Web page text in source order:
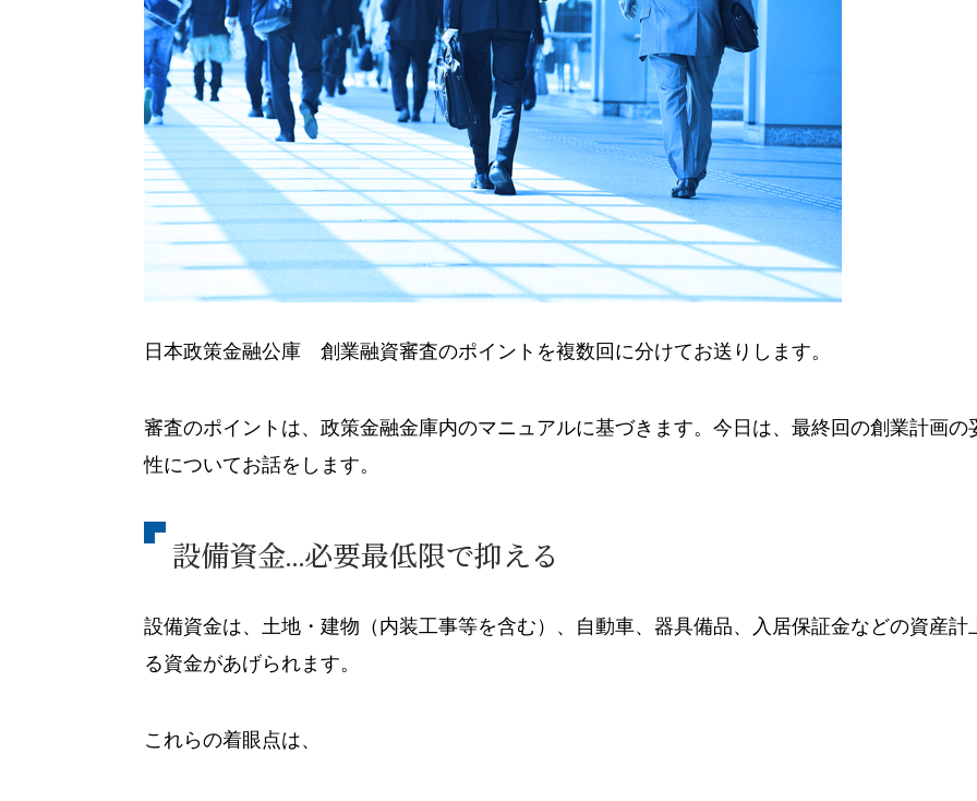
日本政策金融公庫 創業融資審査のポイントを複数回に分けてお送りします。
審査のポイントは、政策金融金庫内のマニュアルに基づきます。今日は、最終回の創業計画の
性についてお話をします。
設備資金…必要最低限で抑える
設備資金は、土地・建物（内装工事等を含む）、自動車、器具備品、入居保証金などの資産計
る資金があげられます。
これらの着眼点は、